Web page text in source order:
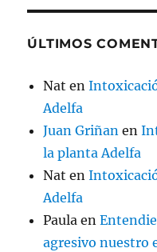
ÚLTIMOS
Nat en
Adelfa
Juan Griñan en
la planta Adelfa
Nat en
Adelfa
Paula en
agresivo nuestro